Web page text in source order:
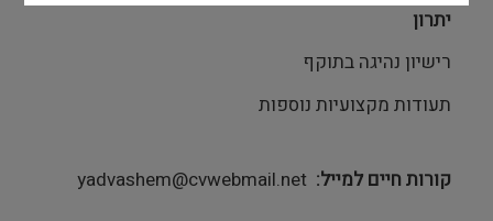
יתרון
רישיון נהיגה בתוקף
תעודות מקצועיות נוספות
קורות חיים למייל yadvashem@cvwebmail.net